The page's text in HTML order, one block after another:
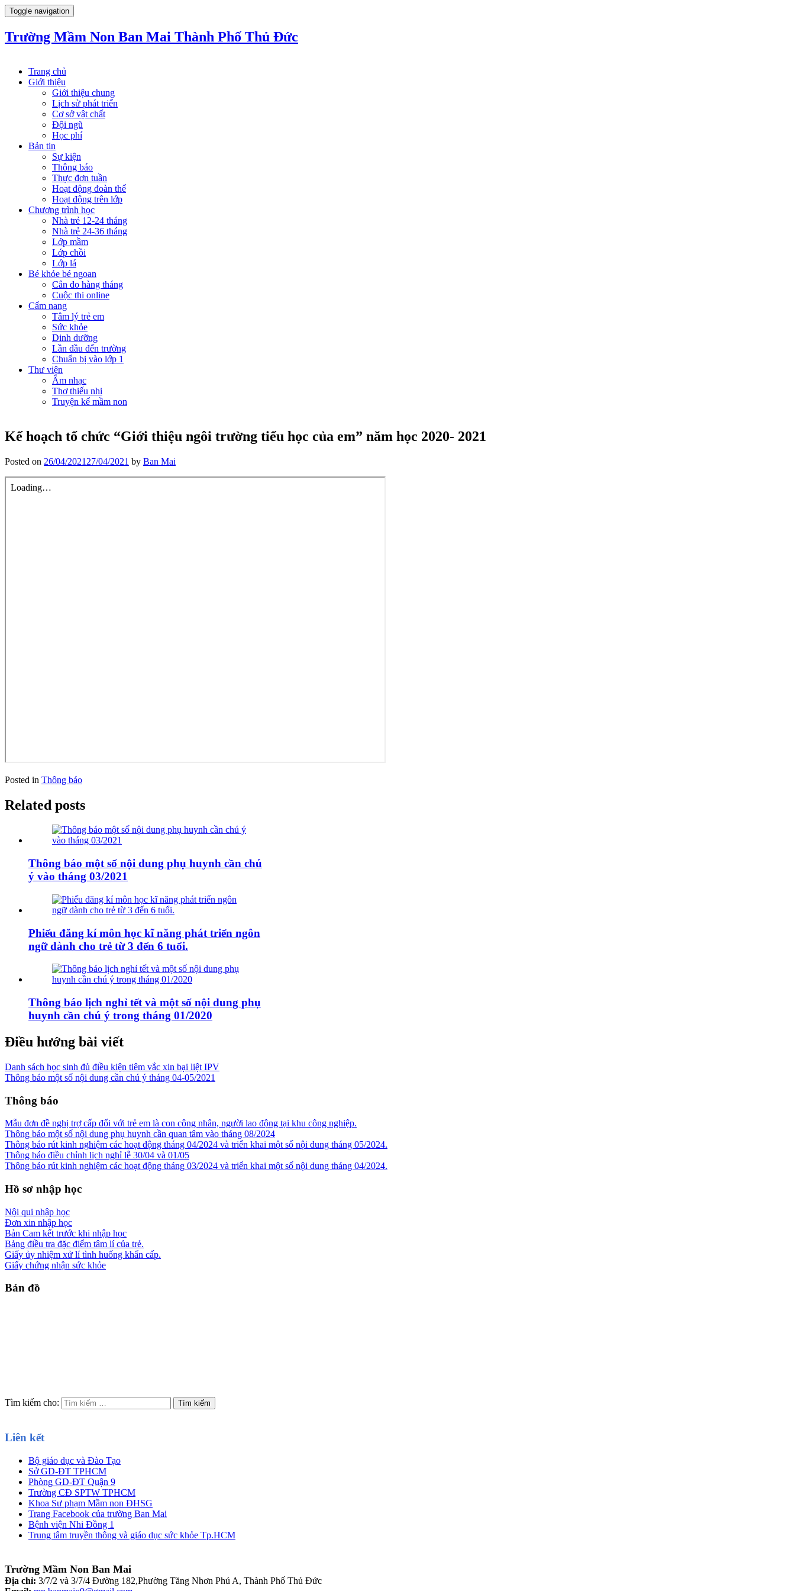
Toggle navigation
Trường Mầm Non Ban Mai Thành Phố Thủ Đức
Trang chủ
Giới thiệu
Giới thiệu chung
Lịch sử phát triển
Cơ sở vật chất
Đội ngũ
Học phí
Bản tin
Sự kiện
Thông báo
Thực đơn tuần
Hoạt động đoàn thể
Hoạt động trên lớp
Chương trình học
Nhà trẻ 12-24 tháng
Nhà trẻ 24-36 tháng
Lớp mầm
Lớp chồi
Lớp lá
Bé khỏe bé ngoan
Cân đo hàng tháng
Cuộc thi online
Cẩm nang
Tâm lý trẻ em
Sức khỏe
Dinh dưỡng
Lần đầu đến trường
Chuẩn bị vào lớp 1
Thư viện
Âm nhạc
Thơ thiếu nhi
Truyện kể mầm non
Kế hoạch tổ chức “Giới thiệu ngôi trường tiểu học của em” năm học 2020- 2021
Posted on 26/04/2021 27/04/2021 by Ban Mai
Posted in Thông báo
Related posts
Thông báo một số nội dung phụ huynh cần chú
ý vào tháng 03/2021
Phiếu đăng kí môn học kĩ năng phát triển ngôn
ngữ dành cho trẻ từ 3 đến 6 tuổi.
Thông báo lịch nghỉ tết và một số nội dung phụ
huynh cần chú ý trong tháng 01/2020
Điều hướng bài viết
Danh sách học sinh đủ điều kiện tiêm vắc xin bại liệt IPV
Thông báo một số nội dung cần chú ý tháng 04-05/2021
Thông báo
Mẫu đơn đề nghị trợ cấp đối với trẻ em là con công nhân, người lao động tại khu công nghiệp.
Thông báo một số nội dung phụ huynh cần quan tâm vào tháng 08/2024
Thông báo rút kinh nghiệm các hoạt động tháng 04/2024 và triển khai một số nội dung tháng 05/2024.
Thông báo điều chỉnh lịch nghỉ lễ 30/04 và 01/05
Thông báo rút kinh nghiệm các hoạt động tháng 03/2024 và triển khai một số nội dung tháng 04/2024.
Hồ sơ nhập học
Nội qui nhập học
Đơn xin nhập học
Bản Cam kết trước khi nhập học
Bảng điều tra đặc điểm tâm lí của trẻ.
Giấy ủy nhiệm xử lí tình huống khẩn cấp.
Giấy chứng nhận sức khỏe
Bản đồ
Tìm kiếm cho:
Liên kết
Bộ giáo dục và Đào Tạo
Sở GD-ĐT TPHCM
Phòng GD-ĐT Quận 9
Trường CĐ SPTW TPHCM
Khoa Sư phạm Mầm non ĐHSG
Trang Facebook của trường Ban Mai
Bệnh viện Nhi Đồng 1
Trung tâm truyền thông và giáo dục sức khỏe Tp.HCM
Trường Mầm Non Ban Mai
Địa chỉ: 3/7/2 và 3/7/4 Đường 182,Phường Tăng Nhơn Phú A, Thành Phố Thủ Đức